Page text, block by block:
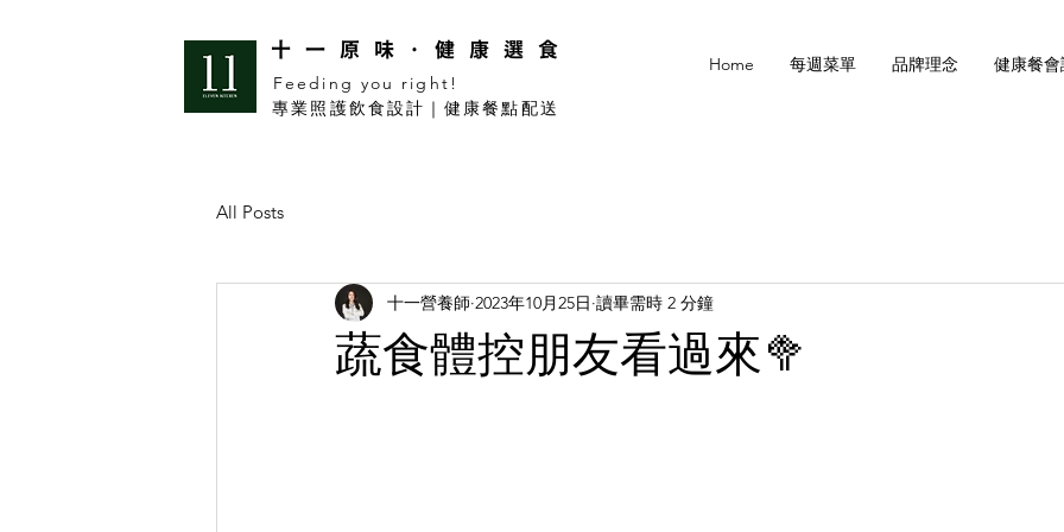
​十一原味·健康選食
Feeding you right!
Home 每週菜單 品牌理念 健康餐
​專業照護飲食設計｜健康餐點配送
All Posts
蔬食體控朋友看過來🥦
十一營養師 2023年10月25日 讀畢需時 2 分鐘